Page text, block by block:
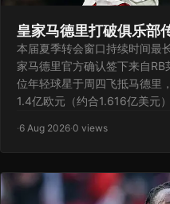
皇家马德里打破俱乐部
本届夏季转会窗口持续时间最
家马德里官方确认签下来自RB
位年轻球星于周四飞抵马德里
1.4亿欧元（约合1.616亿美元
·6 Aug 2026·0 views